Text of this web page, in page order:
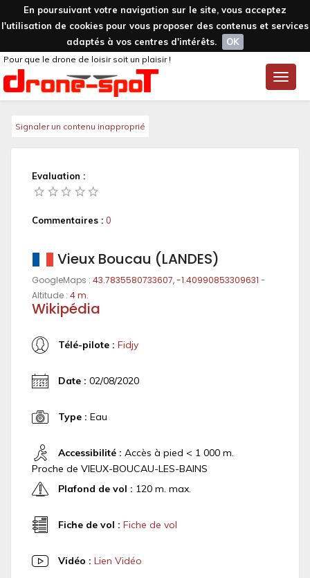
En poursuivant votre navigation sur le site, vous acceptez
l'utilisation de cookies pour vous proposer des contenus et services
adaptés à vos centres d'intérêts.
OK
Toggle
Pour que le drone de loisir soit un plaisir !
Signaler un contenu inapproprié
Evaluation :
Commentaires : 0
Vieux Boucau (LANDES)
GoogleMaps : 43.7835580733607, -1.40990853309631 -
Altitude : 4 m.
Wikipédia
Télé-pilote : Fidjy
Date : 02/08/2020
Type : Eau
Accessibilité : Accès à pied < 1 000 m.
Proche de VIEUX-BOUCAU-LES-BAINS
Plafond de vol : 120 m. max.
Fiche de vol : Fiche de vol
Vidéo : Lien Vidéo